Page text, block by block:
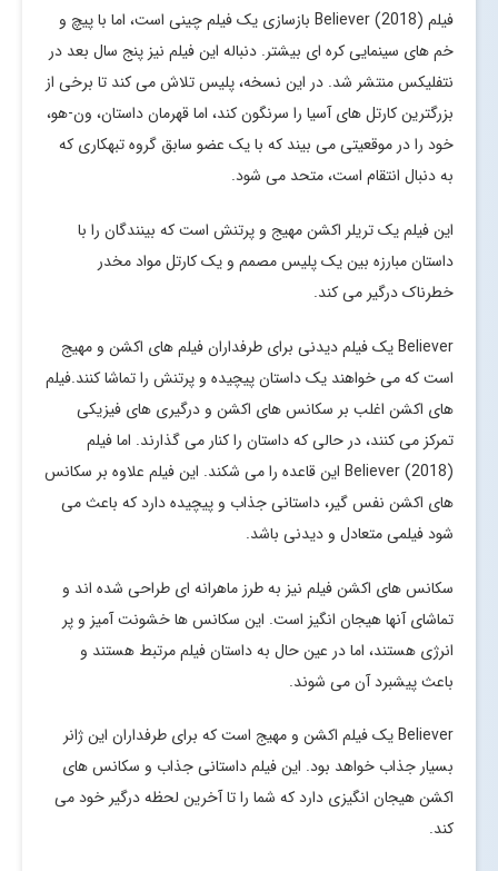
فیلم Believer (2018) بازسازی یک فیلم چینی است، اما با پیچ و
خم های سینمایی کره ای بیشتر. دنباله این فیلم نیز پنج سال بعد در
نتفلیکس منتشر شد. در این نسخه، پلیس تلاش می کند تا برخی از
بزرگترین کارتل های آسیا را سرنگون کند، اما قهرمان داستان، ون-هو،
خود را در موقعیتی می بیند که با یک عضو سابق گروه تبهکاری که
به دنبال انتقام است، متحد می شود.
این فیلم یک تریلر اکشن مهیج و پرتنش است که بینندگان را با
داستان مبارزه بین یک پلیس مصمم و یک کارتل مواد مخدر
خطرناک درگیر می کند.
Believer یک فیلم دیدنی برای طرفداران فیلم های اکشن و مهیج
است که می خواهند یک داستان پیچیده و پرتنش را تماشا کنند.فیلم
های اکشن اغلب بر سکانس های اکشن و درگیری های فیزیکی
تمرکز می کنند، در حالی که داستان را کنار می گذارند. اما فیلم
Believer (2018) این قاعده را می شکند. این فیلم علاوه بر سکانس
های اکشن نفس گیر، داستانی جذاب و پیچیده دارد که باعث می
شود فیلمی متعادل و دیدنی باشد.
سکانس های اکشن فیلم نیز به طرز ماهرانه ای طراحی شده اند و
تماشای آنها هیجان انگیز است. این سکانس ها خشونت آمیز و پر
انرژی هستند، اما در عین حال به داستان فیلم مرتبط هستند و
باعث پیشبرد آن می شوند.
Believer یک فیلم اکشن و مهیج است که برای طرفداران این ژانر
بسیار جذاب خواهد بود. این فیلم داستانی جذاب و سکانس های
اکشن هیجان انگیزی دارد که شما را تا آخرین لحظه درگیر خود می
کند.